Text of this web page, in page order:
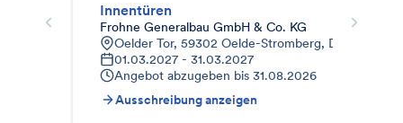
Innentüren
Frohne Generalbau GmbH & Co. KG
Oelder Tor, 59302 Oelde-Stromberg, Deutschland
01.03.2027 - 31.03.2027
Angebot abzugeben bis 31.08.2026
Ausschreibung anzeigen